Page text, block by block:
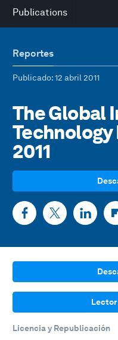
Publications
Reportes
Publicado: 12 abril 2011
The Global
2011
Licencia y Republicación